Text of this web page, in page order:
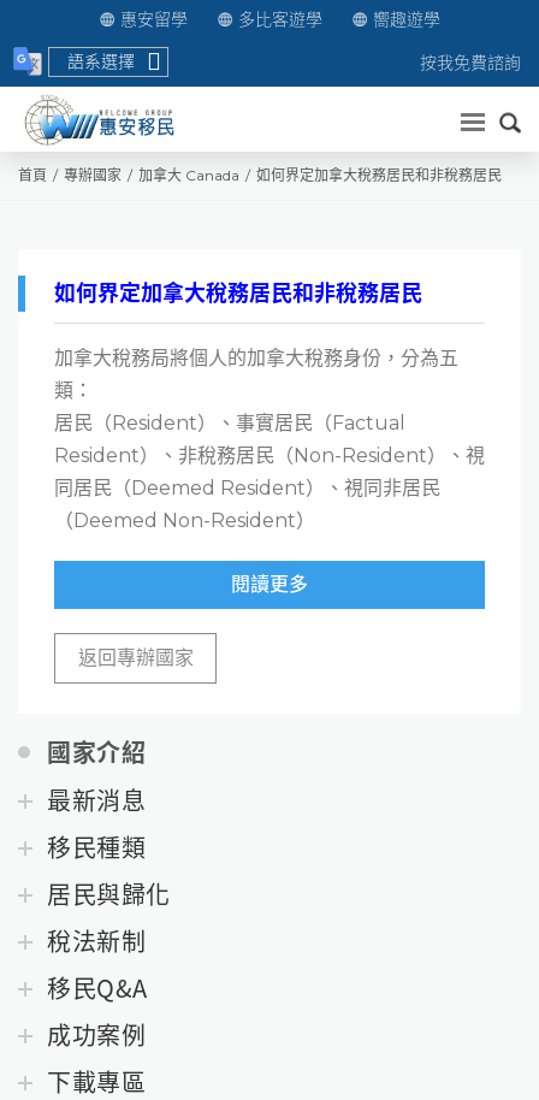
惠安留學 多比客遊學
嚮趣遊學
語系選擇
按我免費諮詢
送出
首頁 專辦國家 加拿大 Canada 如何界定加拿大稅務居民和非稅務居民
國家介紹
最新消息
移民種類
居民與歸化
稅法新制
移民Q&A
成功案例
下載專區
如何界定加拿大稅務居民和非稅務居民
加拿大稅務局將個人的加拿大稅務身份，分為五
類：
居民（Resident）、事實居民（Factual
Resident）、非稅務居民（Non-Resident）、視
同居民（Deemed Resident）、視同非居民
（Deemed Non-Resident）
閱讀更多
返回專辦國家